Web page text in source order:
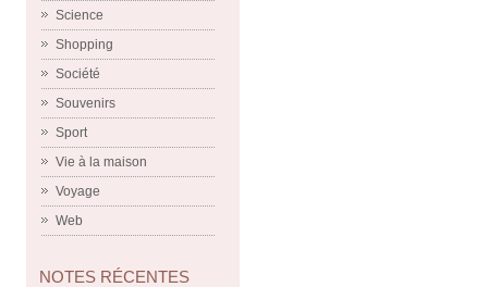
Science
Shopping
Société
Souvenirs
Sport
Vie à la maison
Voyage
Web
NOTES RÉCENTES